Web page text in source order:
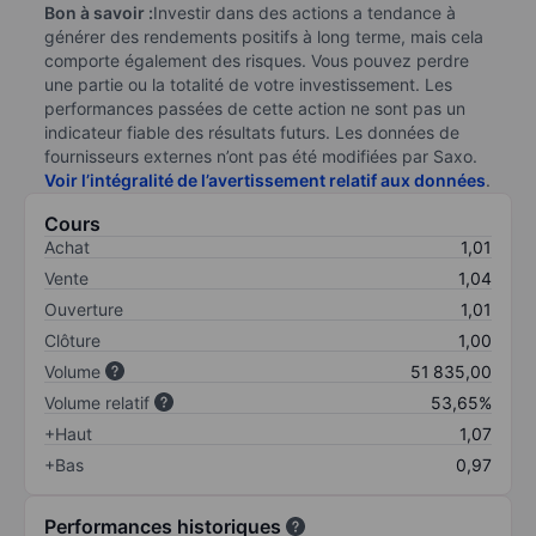
Bon à savoir :Investir dans des actions a tendance à
générer des rendements positifs à long terme, mais cela
comporte également des risques. Vous pouvez perdre
une partie ou la totalité de votre investissement. Les
performances passées de cette action ne sont pas un
indicateur fiable des résultats futurs. Les données de
fournisseurs externes n’ont pas été modifiées par Saxo.
Voir l’intégralité de l’avertissement relatif aux données.
Cours
Achat
1,01
Vente
1,04
Ouverture
1,01
Clôture
1,00
Volume
51 835,00
Volume relatif
53,65%
+Haut
1,07
+Bas
0,97
Performances historiques